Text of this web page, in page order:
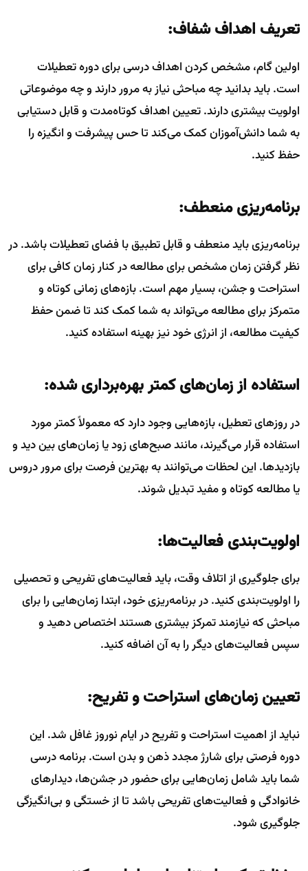
تعریف اهداف شفاف:
اولین گام، مشخص کردن اهداف درسی برای دوره تعطیلات
است. باید بدانید چه مباحثی نیاز به مرور دارند و چه موضوعاتی
اولویت بیشتری دارند. تعیین اهداف کوتاه‌مدت و قابل دستیابی
به شما دانش‌آموزان کمک می‌کند تا حس پیشرفت و انگیزه را
حفظ کنید.
برنامه‌ریزی منعطف:
برنامه‌ریزی باید منعطف و قابل تطبیق با فضای تعطیلات باشد. در
نظر گرفتن زمان مشخص برای مطالعه در کنار زمان کافی برای
استراحت و جشن، بسیار مهم است. بازه‌های زمانی کوتاه و
متمرکز برای مطالعه می‌تواند به شما کمک کند تا ضمن حفظ
کیفیت مطالعه، از انرژی خود نیز بهینه استفاده کنید.
استفاده از زمان‌های کمتر بهره‌برداری شده:
در روزهای تعطیل، بازه‌هایی وجود دارد که معمولاً کمتر مورد
استفاده قرار می‌گیرند، مانند صبح‌های زود یا زمان‌های بین دید و
بازدیدها. این لحظات می‌توانند به بهترین فرصت برای مرور دروس
یا مطالعه کوتاه و مفید تبدیل شوند.
اولویت‌بندی فعالیت‌ها:
برای جلوگیری از اتلاف وقت، باید فعالیت‌های تفریحی و تحصیلی
را اولویت‌بندی کنید. در برنامه‌ریزی خود، ابتدا زمان‌هایی را برای
مباحثی که نیازمند تمرکز بیشتری هستند اختصاص دهید و
سپس فعالیت‌های دیگر را به آن اضافه کنید.
تعیین زمان‌های استراحت و تفریح:
نباید از اهمیت استراحت و تفریح در ایام نوروز غافل شد. این
دوره فرصتی برای شارژ مجدد ذهن و بدن است. برنامه درسی
شما باید شامل زمان‌هایی برای حضور در جشن‌ها، دیدارهای
خانوادگی و فعالیت‌های تفریحی باشد تا از خستگی و بی‌انگیزگی
جلوگیری شود.